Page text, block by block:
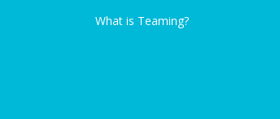
What is Teaming?